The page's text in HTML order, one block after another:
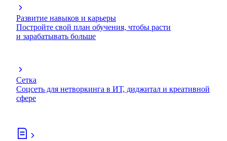
Развитие навыков и карьеры
Постройте свой план обучения, чтобы расти
и зарабатывать больше
Сетка
Соцсеть для нетворкинга в ИТ, диджитал и креативной
сфере